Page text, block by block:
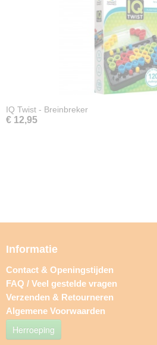
IQ Twist - Breinbreker
€ 12,95
Informatie
Contact & Openingstijden
FAQ / Veel gestelde vragen
Verzenden & Retourneren
Algemene Voorwaarden
Herroeping